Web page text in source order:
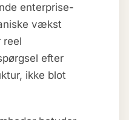
enterprise-
vækst
reel
efter
ikke blot